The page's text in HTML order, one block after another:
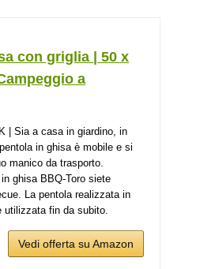
con griglia | 50 x
a
| Sia a casa in giardino, in
in ghisa è mobile e si
manico da trasporto.
ghisa BBQ-Toro siete
La pentola realizzata in
utilizzata fin da subito.
Vedi offerta su Amazon